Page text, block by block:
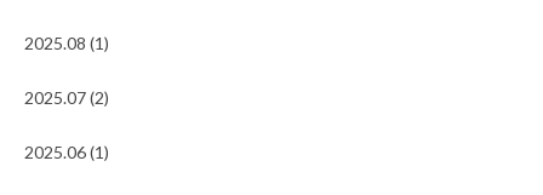
2025.08 (1)
2025.07 (2)
2025.06 (1)